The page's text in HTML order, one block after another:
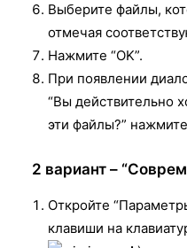
Выберите файлы,
отмечая
Нажмите “OK”.
При появлении
“Вы действительно
эти файлы?”
2 вариант –
Откройте
клавиши на